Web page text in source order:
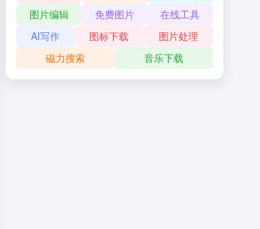
图片编辑
免费图片
在线工具
AI写作
图标下载
图片处理
磁力搜索
音乐下载